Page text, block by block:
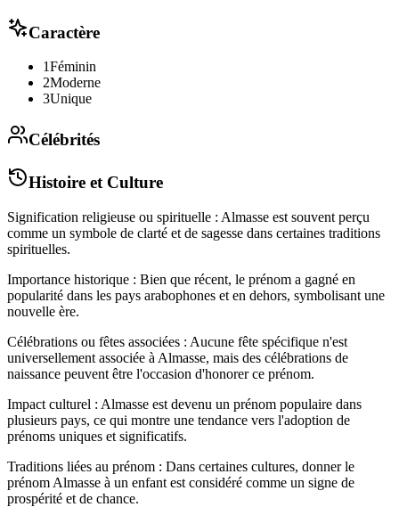
Caractère
1Féminin
2Moderne
3Unique
Célébrités
Histoire et Culture
Signification religieuse ou spirituelle : Almasse est souvent perçu
comme un symbole de clarté et de sagesse dans certaines traditions
spirituelles.
Importance historique : Bien que récent, le prénom a gagné en
popularité dans les pays arabophones et en dehors, symbolisant une
nouvelle ère.
Célébrations ou fêtes associées : Aucune fête spécifique n'est
universellement associée à Almasse, mais des célébrations de
naissance peuvent être l'occasion d'honorer ce prénom.
Impact culturel : Almasse est devenu un prénom populaire dans
plusieurs pays, ce qui montre une tendance vers l'adoption de
prénoms uniques et significatifs.
Traditions liées au prénom : Dans certaines cultures, donner le
prénom Almasse à un enfant est considéré comme un signe de
prospérité et de chance.